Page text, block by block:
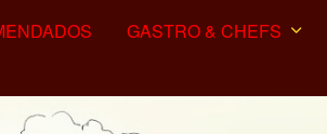
GASTRO & CHEFS